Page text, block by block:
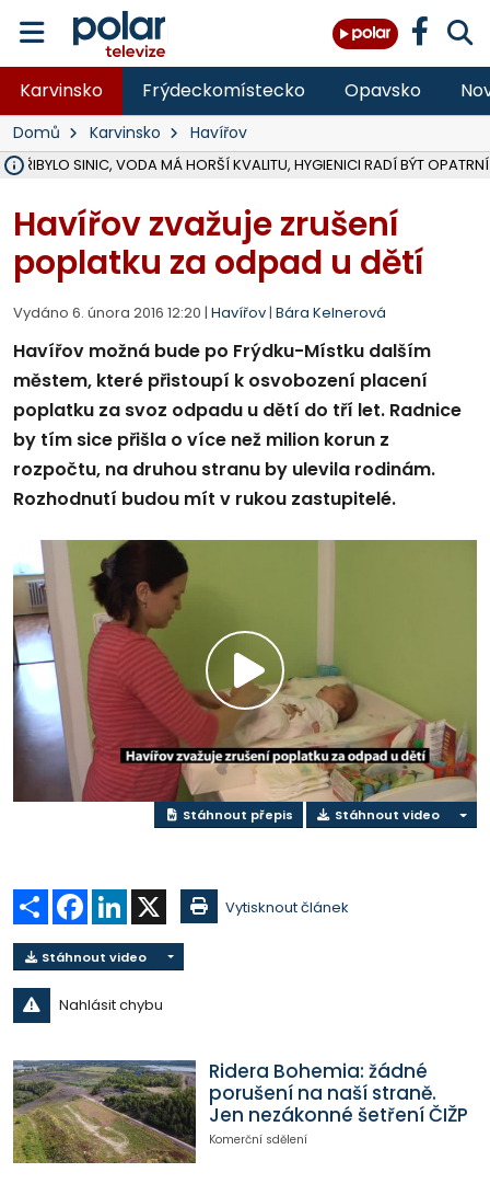
Karvinsko Frýdeckomístecko Opavsko
Domů Karvinsko Havířov
PŘIBYLO SINIC, VODA MÁ HORŠÍ KVALITU, HYGIENICI RADÍ BÝT OPATRNÍ
Havířov zvažuje zrušení
poplatku za odpad u dětí
Vydáno 6. února 2016 12:20 | Havířov | Bára Kelnerová
Havířov možná bude po Frýdku-Místku dalším
městem, které přistoupí k osvobození placení
poplatku za svoz odpadu u dětí do tří let. Radnice
by tím sice přišla o více než milion korun z
rozpočtu, na druhou stranu by ulevila rodinám.
Rozhodnutí budou mít v rukou zastupitelé.
Play
Video
Stáhnout přepis Stáhnout video
Sdílet Facebook
LinkedIn Vytisknout článek
Stáhnout video
Nahlásit chybu
Ridera Bohemia: žádné
porušení na naší straně.
Jen nezákonné šetření ČIŽP
Komerční sdělení